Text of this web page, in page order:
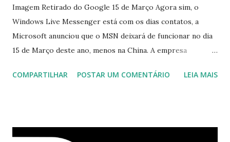
Imagem Retirado do Google 15 de Março Agora sim, o
Windows Live Messenger está com os dias contatos, a
Microsoft anunciou que o MSN deixará de funcionar no dia
15 de Março deste ano, menos na China. A empresa
integrado com o serviço do MSN, segundo a empresa, os
o Windows Live (assim como muitos profissionais de TI) ,
COMPARTILHAR POSTAR UM COMENTÁRIO LEIA MAIS